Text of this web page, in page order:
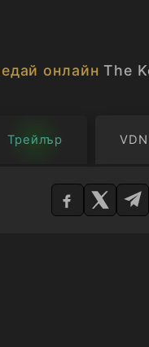
онлайнThe
Трейлър VDN